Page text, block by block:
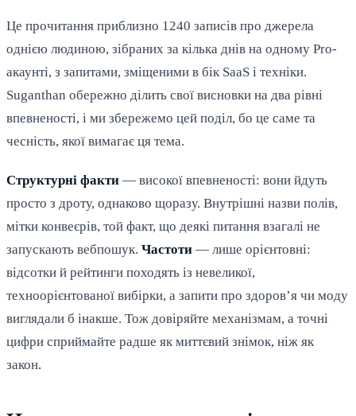
Це прочитання приблизно 1240 записів про джерела
однією людиною, зібраних за кілька днів на одному Pro-
акаунті, з запитами, зміщеними в бік SaaS і техніки.
Suganthan обережно ділить свої висновки на два рівні
впевненості, і ми збережемо цей поділ, бо це саме та
чесність, якої вимагає ця тема.
Структурні факти — високої впевненості: вони йдуть
просто з дроту, однаково щоразу. Внутрішні назви полів,
мітки конвеєрів, той факт, що деякі питання взагалі не
запускають вебпошук. Частоти — лише орієнтовні:
відсотки й рейтинги походять із невеликої,
техноорієнтованої вибірки, а запити про здоров’я чи моду
виглядали б інакше. Тож довіряйте механізмам, а точні
цифри сприймайте радше як миттєвий знімок, ніж як
закон.